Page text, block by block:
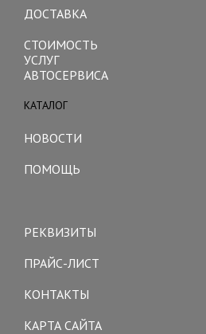
ДОСТАВКА
СТОИМОСТЬ
УСЛУГ
АВТОСЕРВИСА
КАТАЛОГ
НОВОСТИ
ПОМОЩЬ
РЕКВИЗИТЫ
ПРАЙС-ЛИСТ
КОНТАКТЫ
КАРТА САЙТА